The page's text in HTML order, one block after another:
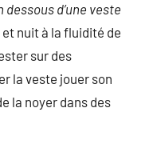
d’une veste
et nuit à la fluidité de
sur des
la veste jouer son
la noyer dans des